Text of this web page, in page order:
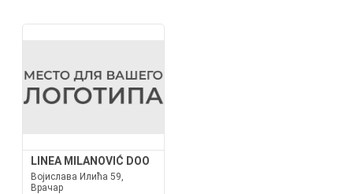
LINEA MILANOVIĆ DOO
Војислава Илића 59,
Врачар